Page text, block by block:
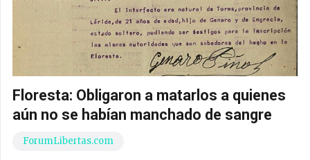
Floresta: Obligaron a matarlos a quienes
aún no se habían manchado de sangre
ForumLibertas.com